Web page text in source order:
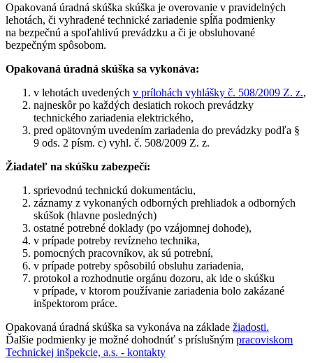
Opakovaná úradná skúška skúška je overovanie v pravidelných
lehotách, či vyhradené technické zariadenie spĺňa podmienky
na bezpečnú a spoľahlivú prevádzku a či je obsluhované
bezpečným spôsobom.
Opakovaná úradná skúška sa vykonáva:
v lehotách uvedených v prílohách vyhlášky č. 508/2009 Z. z.,
najneskôr po každých desiatich rokoch prevádzky
technického zariadenia elektrického,
pred opätovným uvedením zariadenia do prevádzky podľa §
9 ods. 2 písm. c) vyhl. č. 508/2009 Z. z.
Žiadateľ na skúšku zabezpečí:
sprievodnú technickú dokumentáciu,
záznamy z vykonaných odborných prehliadok a odborných
skúšok (hlavne posledných)
ostatné potrebné doklady (po vzájomnej dohode),
v prípade potreby revízneho technika,
pomocných pracovníkov, ak sú potrební,
v prípade potreby spôsobilú obsluhu zariadenia,
protokol a rozhodnutie orgánu dozoru, ak ide o skúšku
v prípade, v ktorom používanie zariadenia bolo zakázané
inšpektorom práce.
Opakovaná úradná skúška sa vykonáva na základe žiadosti.
Ďalšie podmienky je možné dohodnúť s príslušným pracoviskom
Technickej inšpekcie, a.s. - kontakty